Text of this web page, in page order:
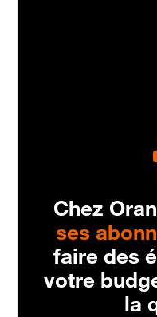
Chez
ses
faire des
votre
la